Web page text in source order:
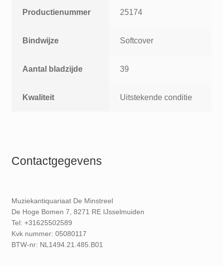
Productienummer 25174
Bindwijze Softcover
Aantal bladzijde 39
Kwaliteit Uitstekende conditie
Contactgegevens
Muziekantiquariaat De Minstreel
De Hoge Bomen 7, 8271 RE IJsselmuiden
Tel: +31625502589
Kvk nummer: 05080117
BTW-nr: NL1494.21.485.B01